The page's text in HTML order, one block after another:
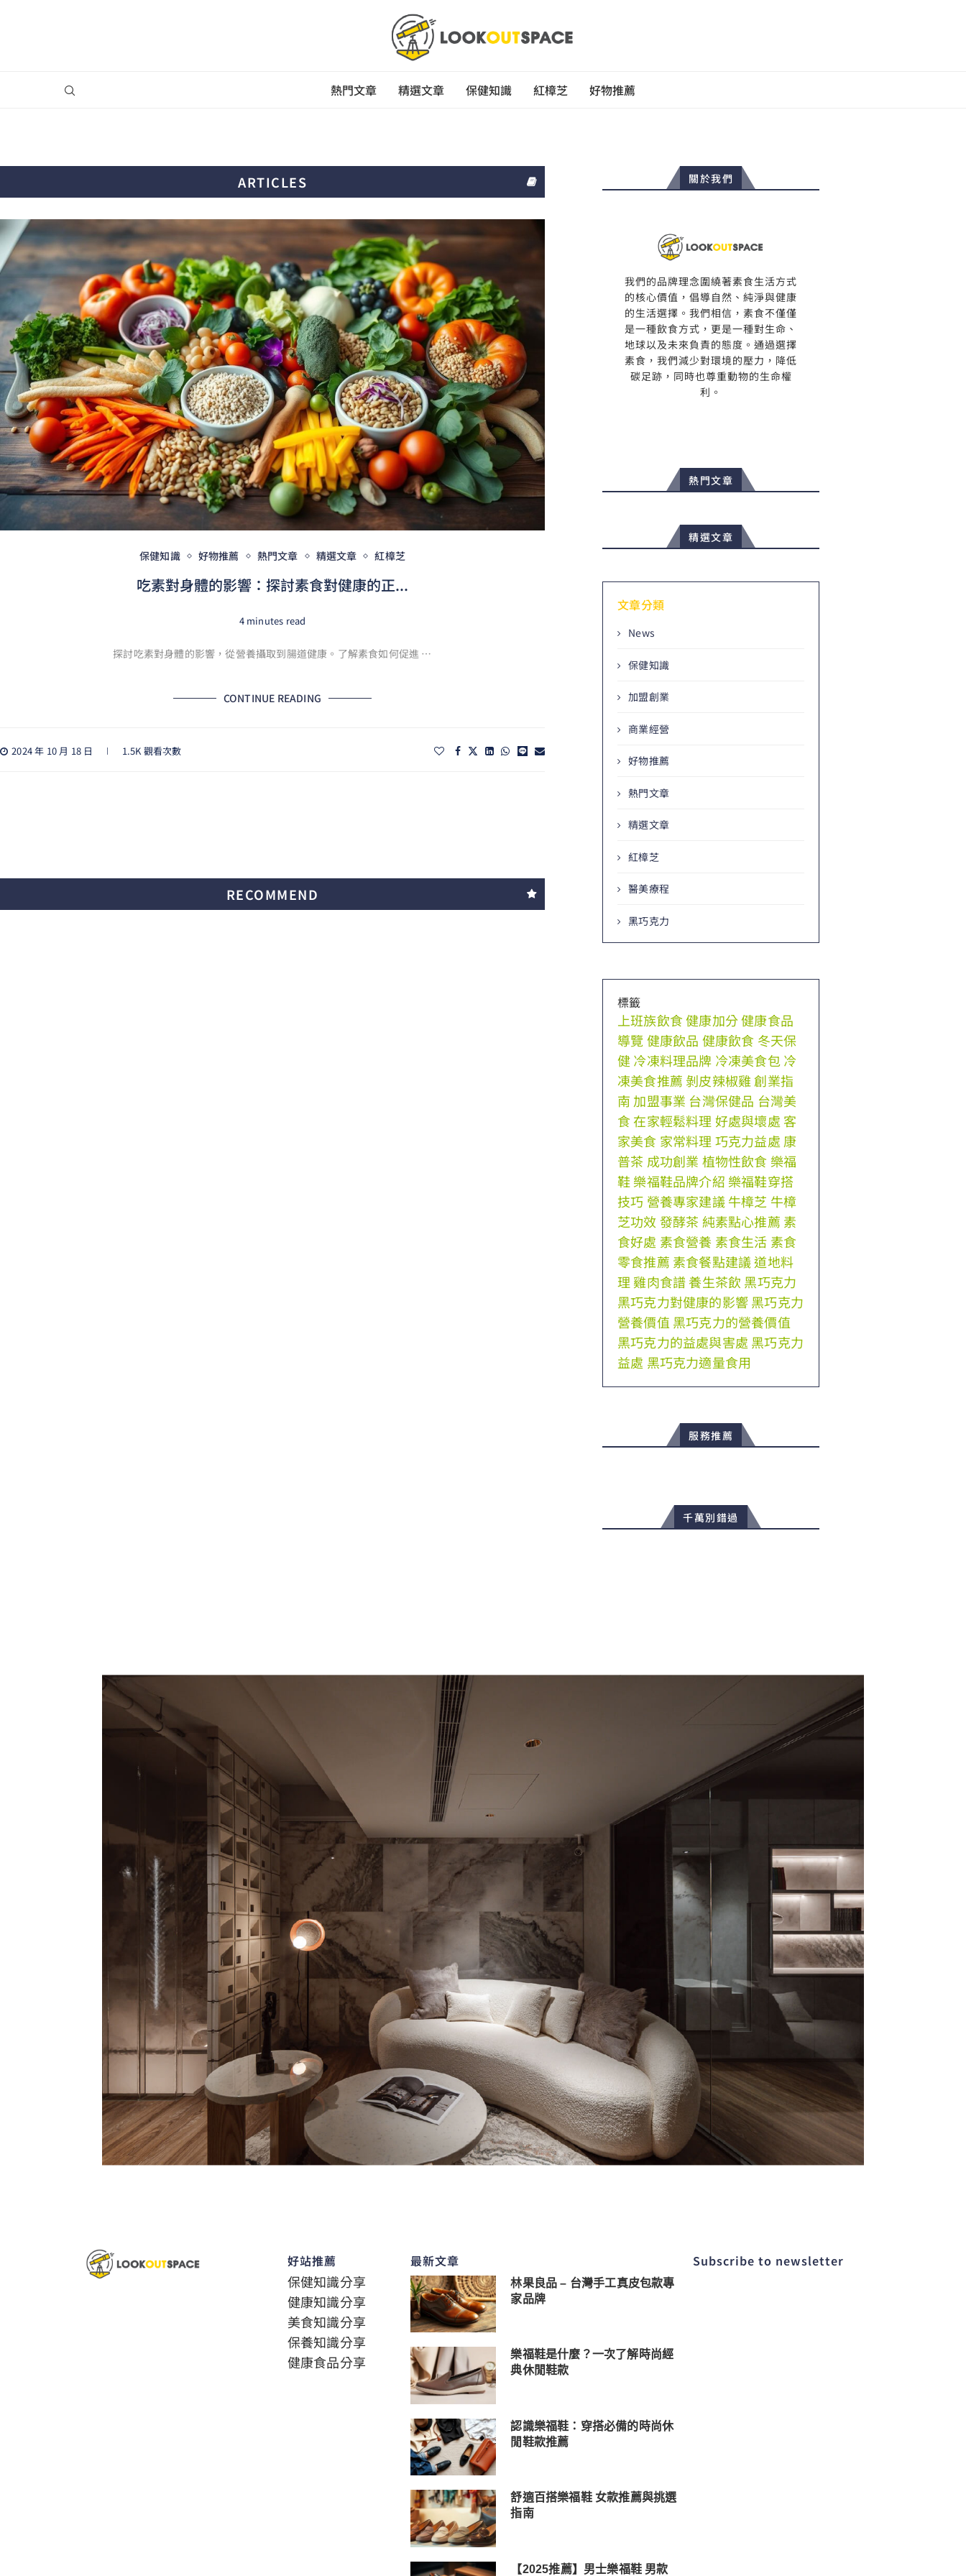
熱門文章 精選文章 保健知識 紅樟芝 好物推薦
ARTICLES
保健知識 好物推薦 熱門文章 精選文章 紅樟芝
吃素對身體的影響：探討素食對健康的正...
4 minutes read
探討吃素對身體的影響，從營養攝取到腸道健康。了解素食如何促進 …
CONTINUE READING
2024 年 10 月 18 日 1.5K 觀看次數
RECOMMEND
關於我們
我們的品牌理念圍繞著素食生活方式
的核心價值，倡導自然、純淨與健康
的生活選擇。我們相信，素食不僅僅
是一種飲食方式，更是一種對生命、
地球以及未來負責的態度。通過選擇
素食，我們減少對環境的壓力，降低
碳足跡，同時也尊重動物的生命權
利。
熱門文章
精選文章
文章分類
News
保健知識
加盟創業
商業經營
好物推薦
熱門文章
精選文章
紅樟芝
醫美療程
黑巧克力
標籤
上班族飲食 健康加分健康食品
導覽 健康飲品 健康飲食 冬天保
健冷凍料理品牌 冷凍美食包冷
凍美食推薦 剝皮辣椒雞 創業指
南 加盟事業 台灣保健品 台灣美
食 在家輕鬆料理 好處與壞處客
家美食 家常料理 巧克力益處 康
普茶 成功創業 植物性飲食 樂福
鞋樂福鞋品牌介紹 樂福鞋穿搭
技巧 營養專家建議牛樟芝 牛樟
芝功效發酵茶 純素點心推薦 素
食好處 素食營養 素食生活 素食
零食推薦 素食餐點建議道地料
理 雞肉食譜養生茶飲 黑巧克力
黑巧克力對健康的影響黑巧克力
營養價值 黑巧克力的營養價值
黑巧克力的益處與害處 黑巧克力
益處 黑巧克力適量食用
服務推薦
千萬別錯過
好站推薦
保健知識分享
健康知識分享
美食知識分享
保養知識分享
健康食品分享
最新文章
林果良品 – 台灣手工真皮包款專
家品牌
樂福鞋是什麼？一次了解時尚經
典休閒鞋款
認識樂福鞋：穿搭必備的時尚休
閒鞋款推薦
舒適百搭樂福鞋 女款推薦與挑選
指南
【2025推薦】男士樂福鞋 男款
Subscribe to newsletter​